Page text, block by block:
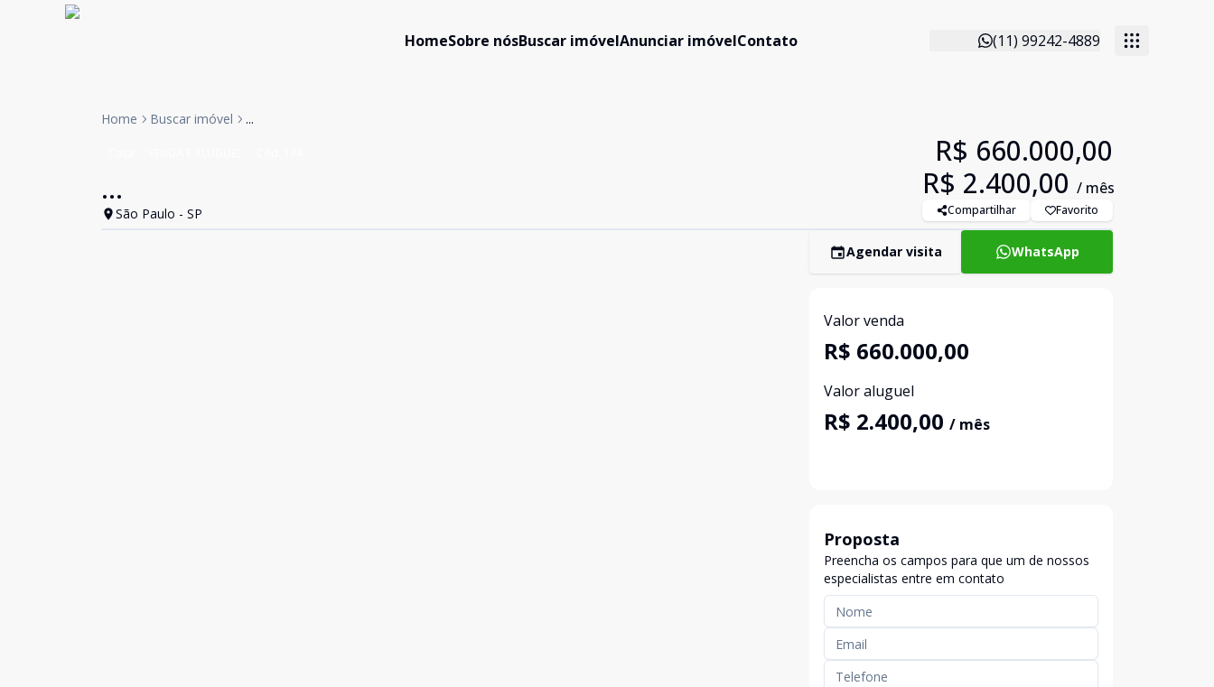
HomeSobre nósBuscar imóvelAnunciar imóvelContato (11) 99242-4889
Home Buscar imóvel ...
...
São Paulo - SP
R$ 660.000,00
R$ 2.400,00 / mês
Compartilhar Favorito
Agendar visita WhatsApp
Valor venda
R$ 660.000,00
Valor aluguel
R$ 2.400,00 / mês
Proposta
Preencha os campos para que um de nossos
especialistas entre em contato